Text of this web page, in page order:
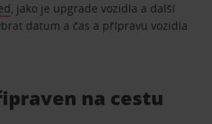
, jako je upgrade vozidla a další
datum a čas a přípravu vozidla
na cestu